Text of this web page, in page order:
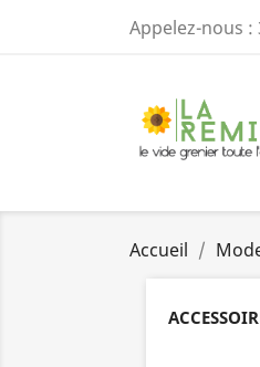
Appelez-nous :
Accueil